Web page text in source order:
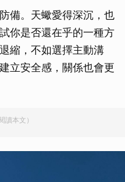
備。天蠍愛得深沉，也
你是否還在乎的一種方
縮，不如選擇主動溝
立安全感，關係也會更
讀本文）